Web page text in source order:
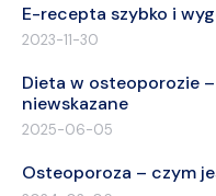
E-recepta szybko i
2023-11-30
Dieta w osteoporozie
niewskazane
2025-06-05
Osteoporoza – czym